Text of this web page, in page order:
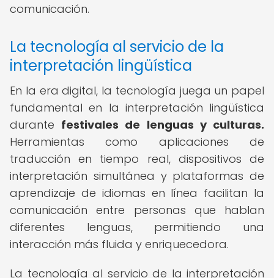
comunicación.
La tecnología al servicio de la
interpretación lingüística
En la era digital, la tecnología juega un papel
fundamental en la interpretación lingüística
durante festivales de lenguas y culturas.
Herramientas como aplicaciones de
traducción en tiempo real, dispositivos de
interpretación simultánea y plataformas de
aprendizaje de idiomas en línea facilitan la
comunicación entre personas que hablan
diferentes lenguas, permitiendo una
interacción más fluida y enriquecedora.
La tecnología al servicio de la interpretación